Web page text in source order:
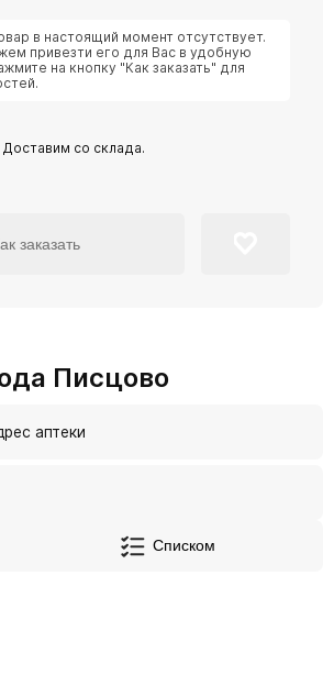
в настоящий момент отсутствует.
привезти его для Вас в удобную
на кнопку "Как заказать" для
Доставим со склада.
заказать
Писцово
Списком